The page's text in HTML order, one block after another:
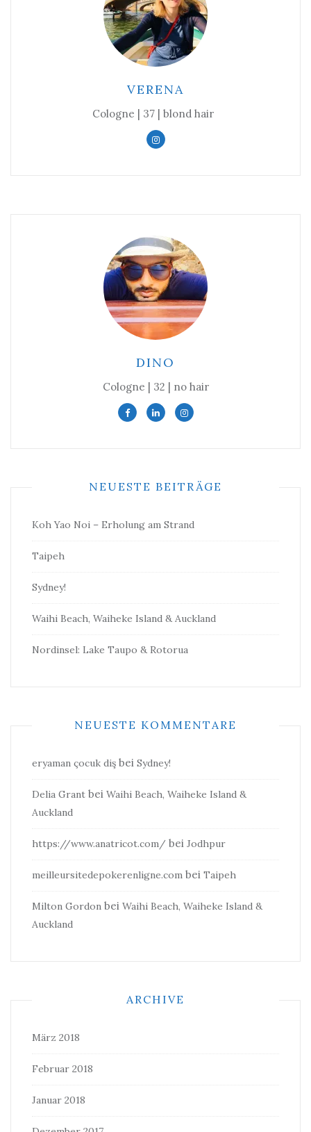
VERENA
Cologne | 37 | blond hair
DINO
Cologne | 32 | no hair
NEUESTE BEITRÄGE
Koh Yao Noi – Erholung am Strand
Taipeh
Sydney!
Waihi Beach, Waiheke Island & Auckland
Nordinsel: Lake Taupo & Rotorua
NEUESTE KOMMENTARE
eryaman çocuk diş bei Sydney!
Delia Grant bei Waihi Beach, Waiheke Island &
Auckland
https://www.anatricot.com/ bei Jodhpur
meilleursitedepokerenligne.com bei Taipeh
Milton Gordon bei Waihi Beach, Waiheke Island &
Auckland
ARCHIVE
März 2018
Februar 2018
Januar 2018